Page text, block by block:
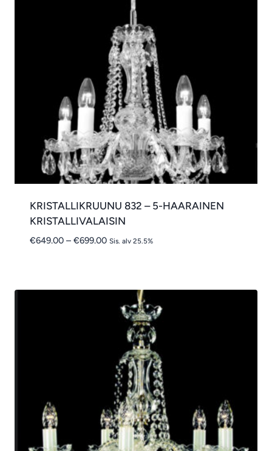
KRISTALLIKRUUNU 832 – 5-HAARAINEN
KRISTALLIVALAISIN
€649.00 – €699.00Hintaluokka:
Sis. alv 25.5%